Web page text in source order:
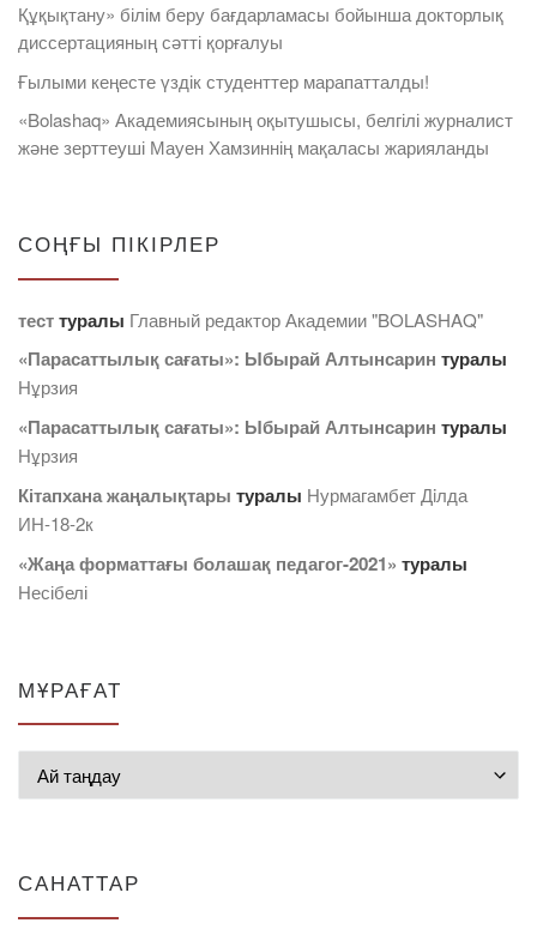
Құқықтану» білім беру бағдарламасы бойынша докторлық
диссертацияның сәтті қорғалуы
Ғылыми кеңесте үздік студенттер марапатталды!
«Bolashaq» Академиясының оқытушысы, белгілі журналист
және зерттеуші Мауен Хамзиннің мақаласы жарияланды
СОҢҒЫ ПІКІРЛЕР
тесттуралы Главный редактор Академии "BOLASHAQ"
«Парасаттылық сағаты»: Ыбырай Алтынсарин туралы
Нұрзия
«Парасаттылық сағаты»: Ыбырай Алтынсарин туралы
Нұрзия
Кітапхана жаңалықтары туралы Нурмагамбет Дiлда
ИН-18-2к
«Жаңа форматтағы болашақ педагог-2021» туралы
Несібелі
МҰРАҒАТ
САНАТТАР